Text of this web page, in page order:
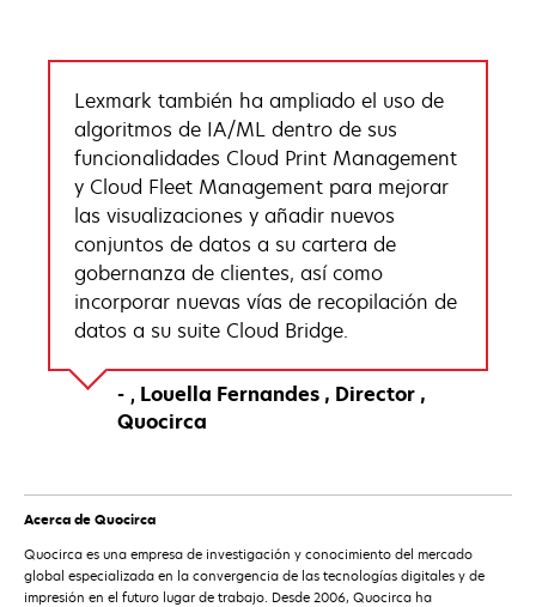
Lexmark también ha ampliado el uso de
algoritmos de IA/ML dentro de sus
funcionalidades Cloud Print Management
y Cloud Fleet Management para mejorar
las visualizaciones y añadir nuevos
conjuntos de datos a su cartera de
gobernanza de clientes, así como
incorporar nuevas vías de recopilación de
datos a su suite Cloud Bridge.
Louella Fernandes
Director
Quocirca
Acerca de Quocirca
Quocirca es una empresa de investigación y conocimiento del mercado
global especializada en la convergencia de las tecnologías digitales y de
impresión en el futuro lugar de trabajo. Desde 2006, Quocirca ha